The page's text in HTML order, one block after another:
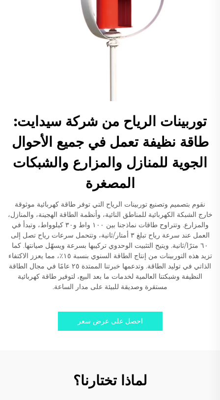
توربينات الرياح من شركة سيدايت:
طاقة نظيفة تعمل في جميع الأحوال
الجوية للمنازل والمزارع والشبكات
المصغرة
نقوم بتصميم وتصنيع توربينات الرياح التي توفر طاقة كهربائية موثوقة
خارج الشبكة الكهربائية للمناطق النائية، وأنظمة الطاقة الهجينة، والمنازل،
والمزارع. وتتراوح طاقات نماذجنا بين ١٠٠ واط و٣٠ كيلوواط، وتبدأ في
العمل عند سرعة رياح تبلغ ٣ أمتار/ثانية، وتتحمل سرعات رياح تصل إلى
٦٠ مترًا/ثانية. ويتيح التثبيت الوحدوي تركيبها بسرعة ويسهّل صيانتها. كما
تزيد هذه التوربينات من إنتاج الطاقة السنوي بنسبة ١٥٪، مما يعزز الاكتفاء
الذاتي في توليد الطاقة. وتدعمها خبرتنا الممتدة ٢٥ عامًا في مجال الطاقة
النظيفة وشبكتنا العالمية لخدمات ما بعد البيع، لتوفير طاقة كهربائية
مستقرة وصديقة للبيئة على مدار الساعة.
احصل على عرض سعر
لماذا تختارنا؟